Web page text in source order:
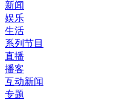
新闻
娱乐
生活
系列节目
直播
播客
互动新闻
专题